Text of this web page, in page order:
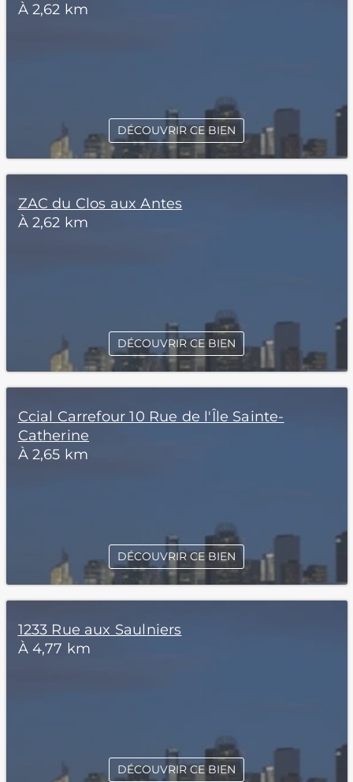
À 2,62 km
DÉCOUVRIR CE BIEN
ZAC du Clos aux Antes
À 2,62 km
DÉCOUVRIR CE BIEN
Ccial Carrefour 10 Rue de l'Île Sainte-
Catherine
À 2,65 km
DÉCOUVRIR CE BIEN
1233 Rue aux Saulniers
À 4,77 km
DÉCOUVRIR CE BIEN